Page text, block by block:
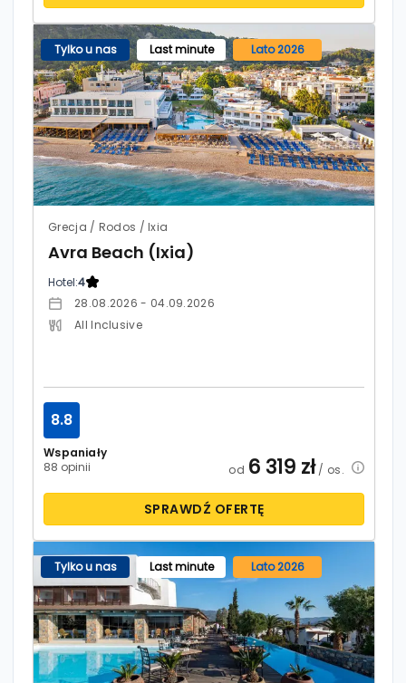
Tylko u nas Last minute Lato 2026
Grecja / Rodos / Ixia
Avra Beach (Ixia)
Hotel:4
28.08.2026 - 04.09.2026
All Inclusive
Wspaniały
88 opinii
8.8
od 6 319 zł/ os.
SPRAWDŹ OFERTĘ
Tylko u nas Last minute Lato 2026